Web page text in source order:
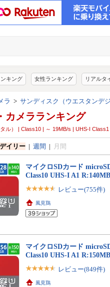
キング 女性ランキング リアルタ
ラ > サンディスク（ウエスタンデ
カメラランキング
ル） | Class10 | ～ 19MB/s | UHS-I Class1
デイリー| 週間 | 月間
マイクロSDカード
Class10 UHS-I A1
レビュー(755件)
風見鶏
マイクロSDカード
Class10 UHS-I A1
レビュー(849件)
風見鶏